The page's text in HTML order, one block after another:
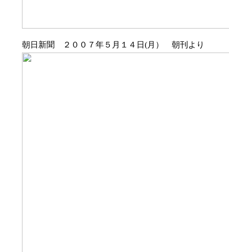
朝日新聞 ２００７年５月１４日(月） 朝刊より